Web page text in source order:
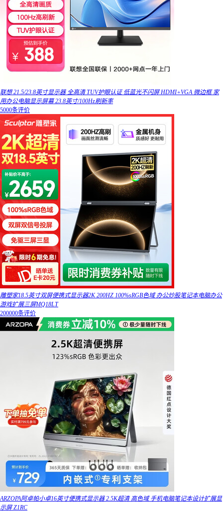
联想 21.5/23.8英寸显示器 全高清 TUV护眼认证 低蓝光不闪屏 HDMI+VGA 微边框 家
用办公电脑显示屏幕 23.8英寸/100Hz刷新率
5000条评价
雕塑家18.5英寸双屏便携式显示器2K 200HZ 100%sRGB色域 办公炒股笔记本电脑办公
游戏扩展三屏MQ18LT
200000条评价
ARZOPA阿卓帕小卓16英寸便携式显示器 2.5K超清 高色域 手机电脑笔记本设计扩展显
示屏 Z1RC